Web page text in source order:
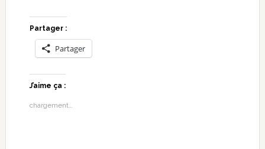
Partager :
Partager
J’aime ça :
chargement…